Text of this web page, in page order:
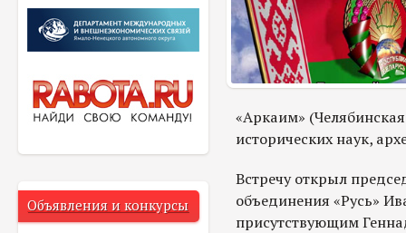
Объявления и конкурсы
«Аркаим»
исторических наук,
Встречу открыл
объединения «Русь»
присутствующим